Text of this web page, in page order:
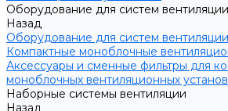
Оборудование для систем вентиляции
Назад
Оборудование для систем вентиляции
Компактные моноблочные
Аксессуары и сменные фильтры для
моноблочных вентиляционных
Наборные системы вентиляции
Назад